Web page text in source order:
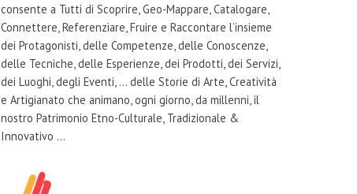
consente a Tutti di Scoprire, Geo-Mappare, Catalogare,
Connettere, Referenziare, Fruire e Raccontare l’insieme
dei Protagonisti, delle Competenze, delle Conoscenze,
delle Tecniche, delle Esperienze, dei Prodotti, dei Servizi,
dei Luoghi, degli Eventi, … delle Storie di Arte, Creatività
e Artigianato che animano, ogni giorno, da millenni, il
nostro Patrimonio Etno-Culturale, Tradizionale &
Innovativo …